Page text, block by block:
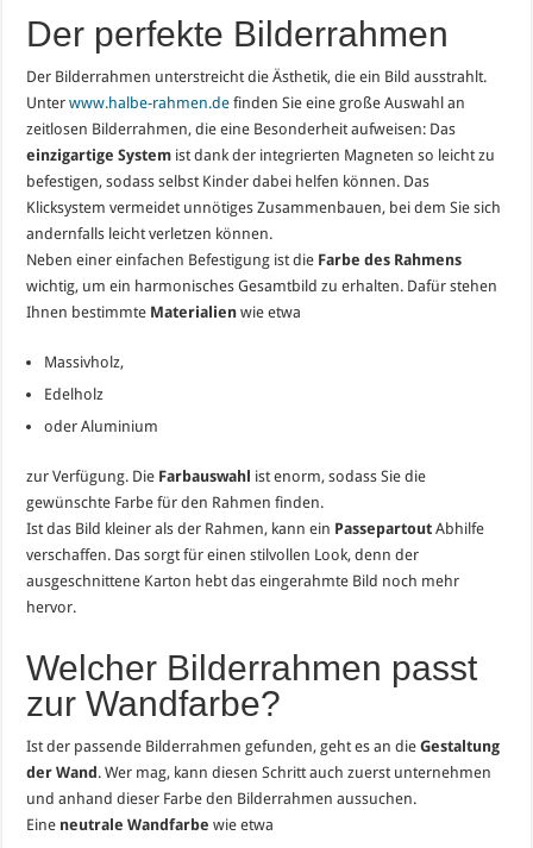
Der perfekte Bilderrahmen
Der Bilderrahmen unterstreicht die Ästhetik, die ein Bild ausstrahlt.
Unterwww.halbe-rahmen.de finden Sie eine große Auswahl an
zeitlosen Bilderrahmen, die eine Besonderheit aufweisen: Das
einzigartige System ist dank der integrierten Magneten so leicht zu
befestigen, sodass selbst Kinder dabei helfen können. Das
Klicksystem vermeidet unnötiges Zusammenbauen, bei dem Sie sich
andernfalls leicht verletzen können.
Neben einer einfachen Befestigung ist die Farbe des Rahmens
wichtig, um ein harmonisches Gesamtbild zu erhalten. Dafür stehen
Ihnen bestimmte Materialien wie etwa
Massivholz,
Edelholz
oder Aluminium
zur Verfügung. Die Farbauswahl ist enorm, sodass Sie die
gewünschte Farbe für den Rahmen finden.
Ist das Bild kleiner als der Rahmen, kann ein Passepartout Abhilfe
verschaffen. Das sorgt für einen stilvollen Look, denn der
ausgeschnittene Karton hebt das eingerahmte Bild noch mehr
hervor.
Welcher Bilderrahmen passt
zur Wandfarbe?
Ist der passende Bilderrahmen gefunden, geht es an dieGestaltung
der Wand . Wer mag, kann diesen Schritt auch zuerst unternehmen
und anhand dieser Farbe den Bilderrahmen aussuchen.
Eine neutrale Wandfarbe wie etwa